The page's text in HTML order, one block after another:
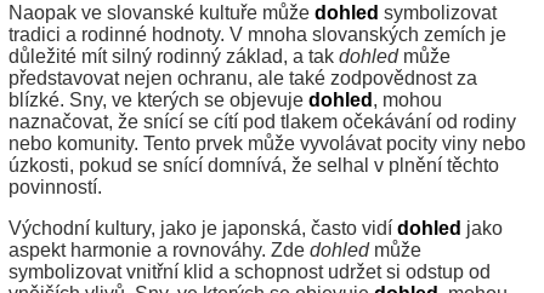
Naopak ve slovanské kultuře může dohled symbolizovat
tradici a rodinné hodnoty. V mnoha slovanských zemích je
důležité mít silný rodinný základ, a tak dohledmůže
představovat nejen ochranu, ale také zodpovědnost za
blízké. Sny, ve kterých se objevuje dohled , mohou
naznačovat, že snící se cítí pod tlakem očekávání od rodiny
nebo komunity. Tento prvek může vyvolávat pocity viny nebo
úzkosti, pokud se snící domnívá, že selhal v plnění těchto
povinností.
Východní kultury, jako je japonská, často vidí dohled jako
aspekt harmonie a rovnováhy. Zde dohledmůže
symbolizovat vnitřní klid a schopnost udržet si odstup od